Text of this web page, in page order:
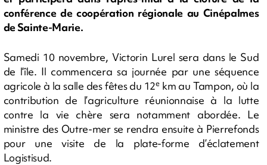
conférence de coopération régionale au Cinépalmes
de Sainte-Marie.
Samedi 10 novembre, Victorin Lurel sera dans le Sud
de l’île. Il commencera sa journée par une séquence
agricole à la salle des fêtes du 12ekm au Tampon, où la
contribution de l’agriculture réunionnaise à la lutte
contre la vie chère sera notamment abordée. Le
ministre des Outre-mer se rendra ensuite à Pierrefonds
pour une visite de la plate-forme d’éclatement
Logistisud.